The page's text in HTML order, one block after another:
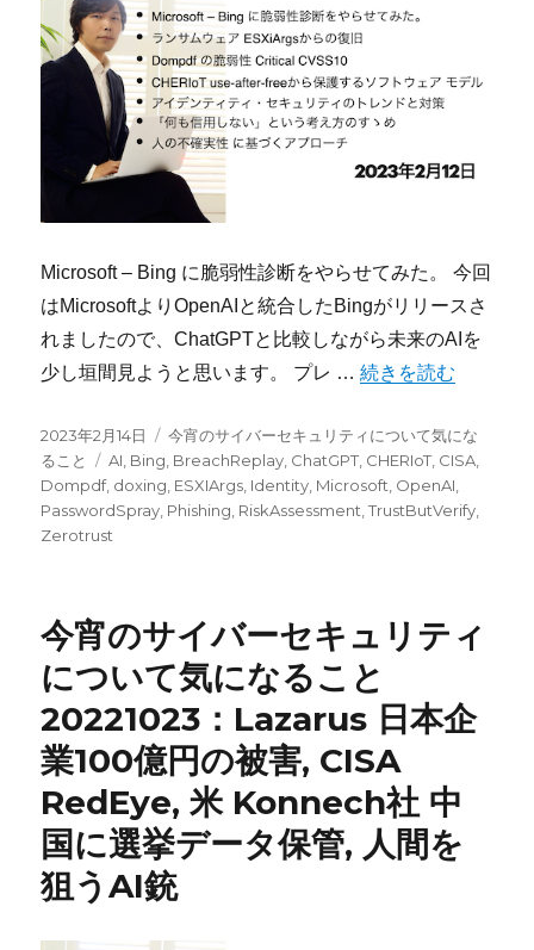
Microsoft – Bing に脆弱性診断をやらせてみた。 今回
はMicrosoftよりOpenAIと統合したBingがリリースさ
れましたので、ChatGPTと比較しながら未来のAIを
少し垣間見ようと思います。 プレ …“今宵のサイバーセ
続きを読む
投
稿
日:
2023年2月14日
カ
テ
ゴ
リ
今宵のサイバーセキュリティについて気にな
ること
タ
グ
AI Bing BreachReplay ChatGPT CHERIoT CISA
Dompdf, doxing ESXIArgs Identity Microsoft OpenAI
PasswordSpray Phishing RiskAssessment ,TrustButVerify
Zerotrust
今宵のサイバーセキュリティ
について気になること
20221023：Lazarus 日本企
業100億円の被害, CISA
RedEye, 米 Konnech社 中
国に選挙データ保管, 人間を
狙うAI銃